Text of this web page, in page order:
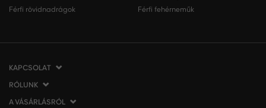
Férfi rövidnadrágok
Férfi fehérneműk
KAPCSOLAT
VERMONT Services Slovakia s. r. o.
Vlčie hrdlo 53
RÓLUNK
Cégünkről
A VÁSÁRLÁSRÓL